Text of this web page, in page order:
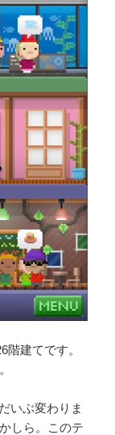
階建てです。
いぶ変わりま
しら。このテ